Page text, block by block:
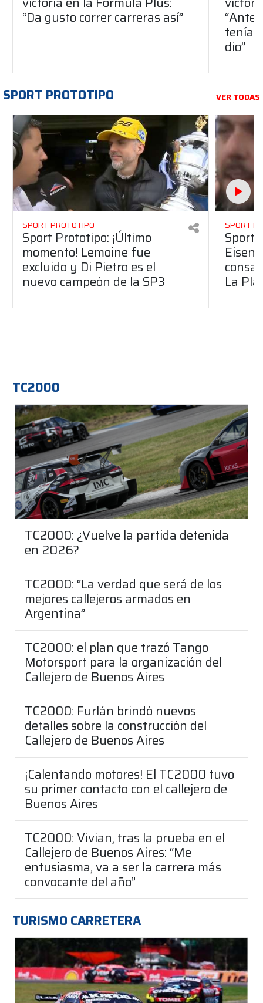
“Da gusto correr carreras así”
dio”
SPORT PROTOTIPO VER TODAS
SPORT PROTOTIPO
Sport Prototipo: ¡Último
momento! Lemoine fue
excluido y Di Pietro es el
nuevo campeón de la SP3
SPORT
Sport
La
TC2000
TC2000: ¿Vuelve la partida detenida
en 2026?
TC2000: “La verdad que será de los
mejores callejeros armados en
Argentina”
TC2000: el plan que trazó Tango
Motorsport para la organización del
Callejero de Buenos Aires
TC2000: Furlán brindó nuevos
detalles sobre la construcción del
Callejero de Buenos Aires
¡Calentando motores! El TC2000 tuvo
su primer contacto con el callejero de
Buenos Aires
TC2000: Vivian, tras la prueba en el
Callejero de Buenos Aires: “Me
entusiasma, va a ser la carrera más
convocante del año”
TURISMO CARRETERA